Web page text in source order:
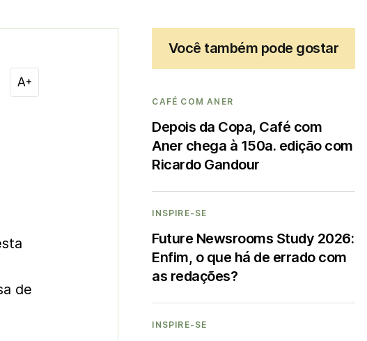
de
Você também pode gostar
CAFÉ COM ANER
Depois da Copa, Café com
Aner chega à 150a. edição com
Ricardo Gandour
INSPIRE-SE
Future Newsrooms Study 2026:
Enfim, o que há de errado com
as redações?
INSPIRE-SE